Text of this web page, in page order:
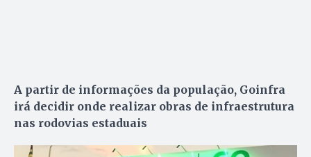
A partir de informações da população, Goinfra
irá decidir onde realizar obras de infraestrutura
nas rodovias estaduais